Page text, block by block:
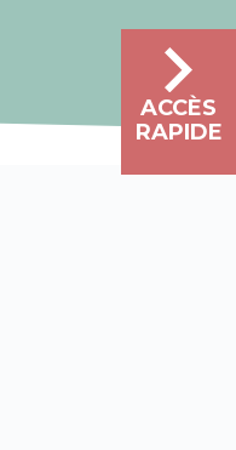
ACCÈS
RAPIDE